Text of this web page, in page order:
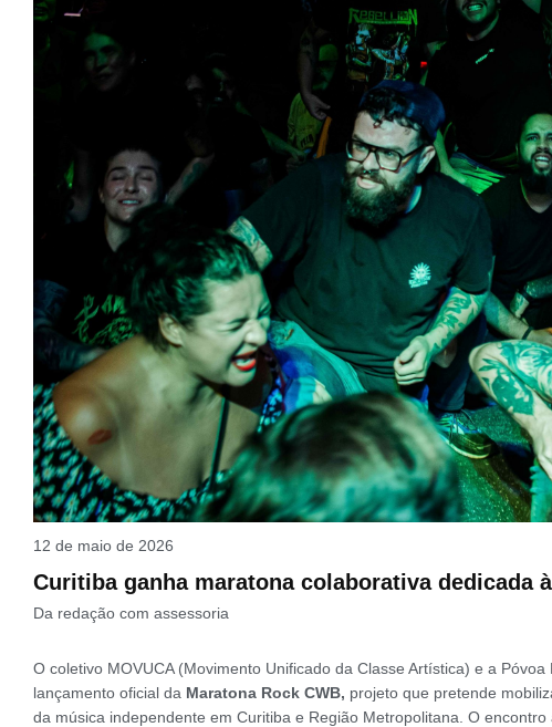
12 de maio de 2026
Curitiba ganha maratona colaborativa dedicada
Da redação com assessoria
O coletivo MOVUCA (Movimento Unificado da Classe Artística) e a
lançamento oficial da Maratona Rock CWB, projeto que pretende
da música independente em Curitiba e Região Metropolitana. O